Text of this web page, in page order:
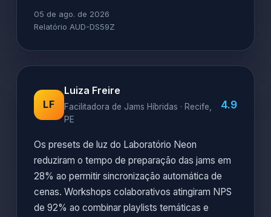
05 de ago. de 2026
Relatório AUD-DS59Z
LF
Luiza Freire
Facilitadora de Jams Híbridas · Recife,
PE
4.9
Os presets de luz do Laboratório Neon
reduziram o tempo de preparação das jams em
28% ao permitir sincronização automática de
cenas. Workshops colaborativos atingiram NPS
de 92% ao combinar playlists temáticas e